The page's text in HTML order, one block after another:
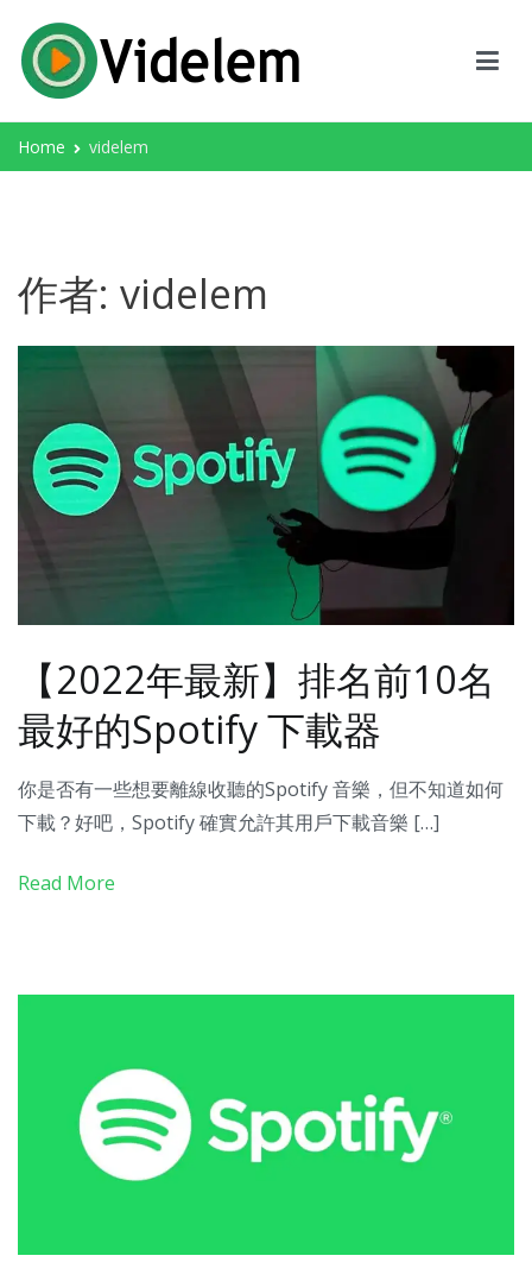
content
Videlem
專業的螢幕錄影，影片轉檔，圖片轉檔軟體
Home
videlem
作者: videlem
【2022年最新】排名前10名
最好的Spotify 下載器
你是否有一些想要離線收聽的Spotify 音樂，但不知道如何
下載？好吧，Spotify 確實允許其用戶下載音樂 […]
Read More